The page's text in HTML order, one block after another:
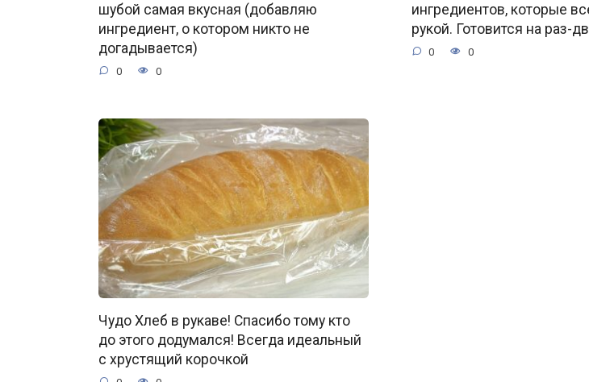
шубой самая вкусная (добавляю
ингредиент, о котором никто не
догадывается)
0 0
ингредиентов, которые
рукой. Готовится на раз-
0 0
Чудо Хлеб в рукаве! Спасибо тому кто
до этого додумался! Всегда идеальный
с хрустящий корочкой